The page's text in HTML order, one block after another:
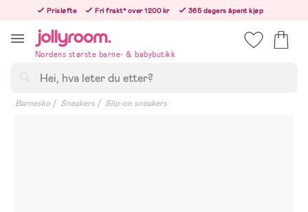
innehållet
Prisløfte Fri frakt* over 1200 kr
365 dagers åpent kjøp
Nordens største barne- & babybutikk
Barnesko Sneakers Slip-on sneakers